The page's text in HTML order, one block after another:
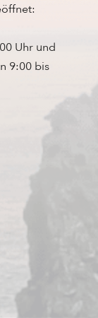
Uhr und
9:00 bis